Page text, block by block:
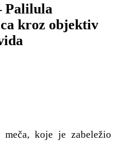
Palilula
kroz objektiv
koje je zabeležio